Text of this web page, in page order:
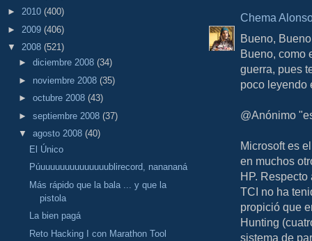
► 2010 (400)
► 2009 (406)
▼ 2008 (521)
► diciembre 2008 (34)
► noviembre 2008 (35)
► octubre 2008 (43)
► septiembre 2008 (37)
▼ agosto 2008 (40)
El Único
Púuuuuuuuuuuuuuublirecord, nanananá
Más rápido que la bala ... y que la
pistola
La bien pagá
Reto Hacking I con Marathon Tool
Chema
Bueno,
Bueno, como
guerra, pues
poco leyendo
@Anónimo
Microsoft es
en muchos
HP.
TCI no ha
propició que
Hunting
sistema de